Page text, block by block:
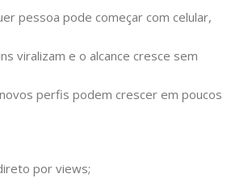
pessoa pode começar com celular,
viralizam e o alcance cresce sem
perfis podem crescer em poucos
por views;